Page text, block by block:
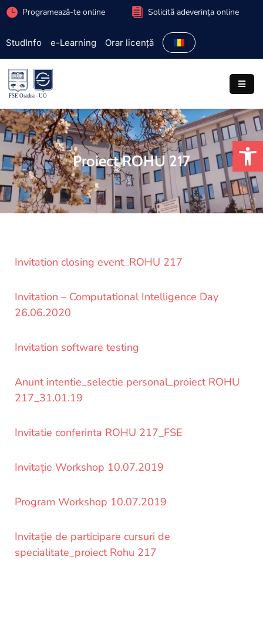
Programează-te online Solicită adeverința online
StudInfo e-Learning Orar licență
Admitere
studiu
Studenți
Cercetare
Internațional
Proiect ROHU 217
Invitation closing event_ROHU 217
Invitation – Computational Intelligence Day
26.06.2020
Invitation software testing
Anunt intentie_selectie personal_proiect ROHU
217_31.01.19
Invitatie conferinta ROHU 217_FSE
Invitație Workshop 10.07.2019
Program Workshop 10.07.2019
Invitație de participare cursuri de
specialitate_proiect Rohu 217